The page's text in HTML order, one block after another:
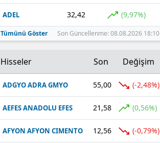
ADEL 32,42 (9,97%)
Tümünü Göster Son Güncellenme: 08.08.2026 18:10
Hisseler Son Değişim
ADGYO ADRA GMYO 55,00 (-2,48%)
AEFES ANADOLU EFES 21,58 (0,56%)
AFYON AFYON CIMENTO 12,56 (-0,79%)